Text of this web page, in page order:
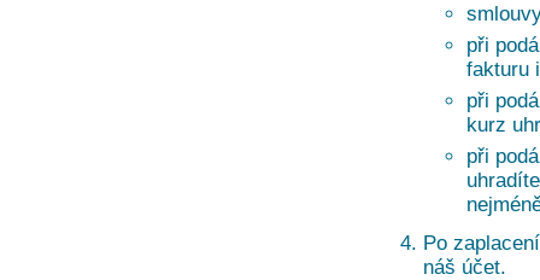
při
fakturu
při
kurz
při
Po
náš účet.